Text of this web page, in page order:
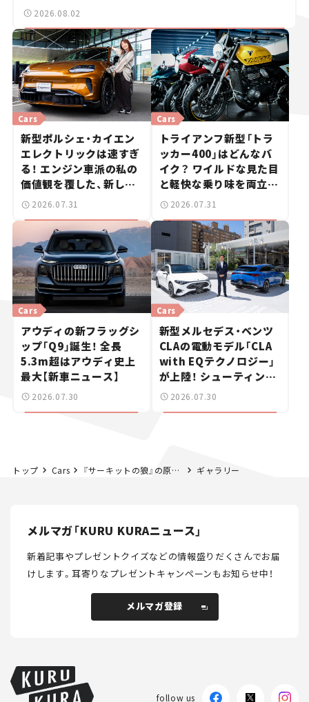
2026.08.02
新型ポルシェ・カイエン
エレクトリックは速すぎ
る！ エンジン車派の私の
価値観を覆した、新しい
ポルシェの走り。
Cars
2026.07.31
トライアンフ新型「トラ
ッカー400」はどんなバ
イク？ ワイルドな見た目
と軽快な乗り味を両立し
た400ccフラットトラッ
Cars
2026.07.31
アウディの新フラッグシ
ップ「Q9」誕生！ 全長
5.3m超はアウディ史上
最大【新車ニュース】
Cars
2026.07.30
新型メルセデス・ベンツ
CLAの電動モデル「CLA
with EQテクノロジー」
が上陸！ シューティング
ブレークも発売【新車ニ
Cars
2026.07.30
トップ Cars 『サーキットの狼』の原点を探る。漫画家・池沢早人師の仕事術とカーライフ＜前編＞ ギャラリー
メルマガ「KURU KURAニュース」
新着記事やプレゼントクイズなどの情報盛りだくさんでお届
けします。耳寄りなプレゼントキャンペーンもお知らせ中！
メルマガ登録
follow us